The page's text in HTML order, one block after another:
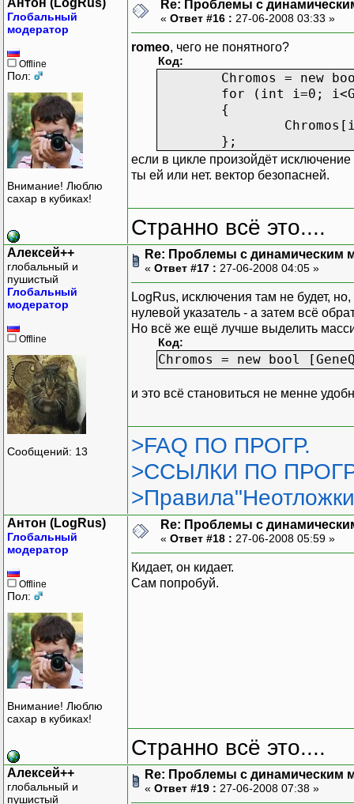
Глобальный
модератор
Offline
Пол:
Внимание! Люблю
сахар в кубиках!
Re: Проблемы с
« Ответ #16 : 27-06-2008 03:33 »
romeo, чего не понятного?
Код:
Chromos = new
for (int i=0;
{
};
если в цикле произойдёт
ты ей или нет. вектор безопасней.
Странно всё это....
Алексей++
глобальный и
пушистый
Глобальный
модератор
Offline
Сообщений: 13
Re: Проблемы с динамическим
« Ответ #17 : 27-06-2008 04:05 »
LogRus, исключения там не будет,
нулевой указатель - а затем всё
Но всё же ещё лучше выделить
Код:
Chromos = new bool
и это всё становиться не менне
>FAQ ПО ПРОГР.
>ССЫЛКИ ПО
Антон (LogRus)
Глобальный
модератор
Offline
Пол:
Внимание! Люблю
сахар в кубиках!
Re: Проблемы с
« Ответ #18 : 27-06-2008 05:59 »
Кидает, он кидает.
Сам попробуй.
Странно всё это....
Алексей++
глобальный и
пушистый
Re: Проблемы с динамическим
« Ответ #19 : 27-06-2008 07:38 »